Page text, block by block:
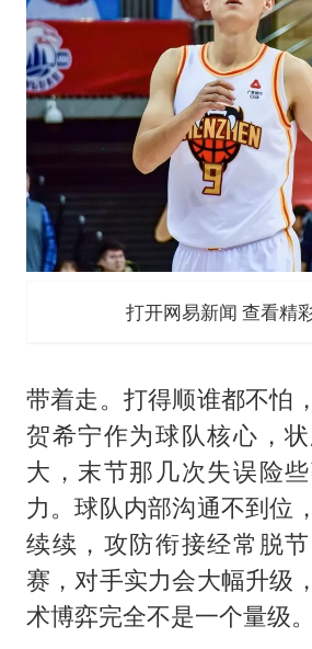
打开网易新闻 查看精
带着走。打得顺谁都不怕
贺希宁作为球队核心，
大，末节那几次失误险
力。球队内部沟通不到位
续续，攻防衔接经常脱
赛，对手实力会大幅升级
术博弈完全不是一个量级。